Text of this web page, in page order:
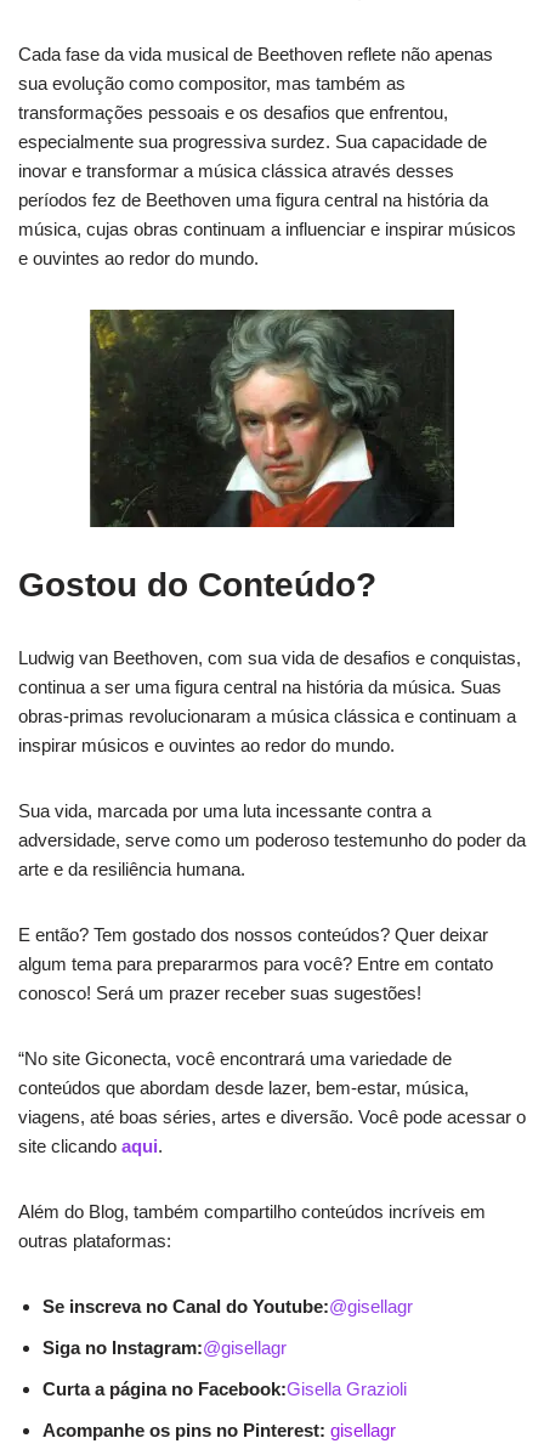
Cada fase da vida musical de Beethoven reflete não apenas
sua evolução como compositor, mas também as
transformações pessoais e os desafios que enfrentou,
especialmente sua progressiva surdez. Sua capacidade de
inovar e transformar a música clássica através desses
períodos fez de Beethoven uma figura central na história da
música, cujas obras continuam a influenciar e inspirar músicos
e ouvintes ao redor do mundo.
Gostou do Conteúdo?
Ludwig van Beethoven, com sua vida de desafios e conquistas,
continua a ser uma figura central na história da música. Suas
obras-primas revolucionaram a música clássica e continuam a
inspirar músicos e ouvintes ao redor do mundo.
Sua vida, marcada por uma luta incessante contra a
adversidade, serve como um poderoso testemunho do poder da
arte e da resiliência humana.
E então? Tem gostado dos nossos conteúdos? Quer deixar
algum tema para prepararmos para você? Entre em contato
conosco! Será um prazer receber suas sugestões!
“No site Giconecta, você encontrará uma variedade de
conteúdos que abordam desde lazer, bem-estar, música,
viagens, até boas séries, artes e diversão. Você pode acessar o
site clicando aqui.
Além do Blog, também compartilho conteúdos incríveis em
outras plataformas:
Se inscreva no Canal do Youtube:@gisellagr
Siga no Instagram:@gisellagr
Curta a página no Facebook:Gisella Grazioli
Acompanhe os pins no Pinterest: gisellagr